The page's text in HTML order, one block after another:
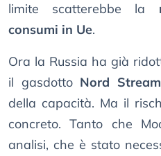
limite scatterebbe la
consumi in Ue.
Ora la Russia ha già
il gasdotto Nord
della capacità. Ma il
concreto. Tanto che
analisi, che è stato